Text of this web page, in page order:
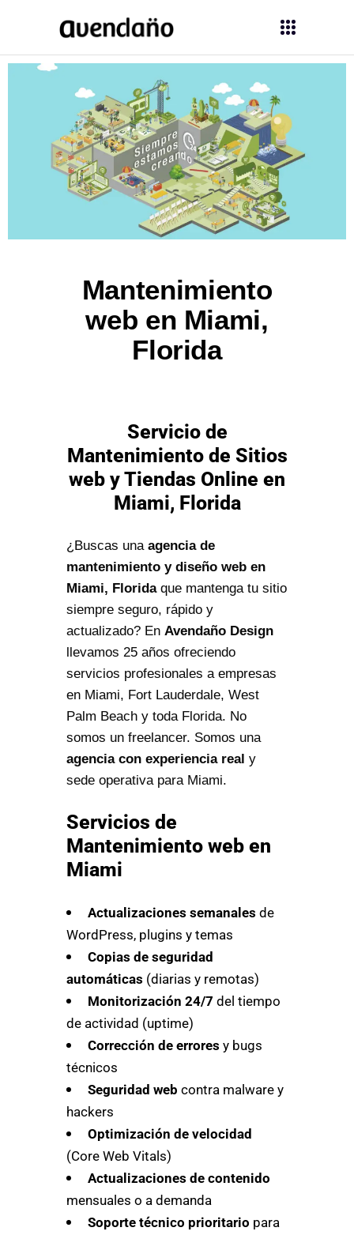
Mantenimiento
web en Miami,
Florida
Servicio de
Mantenimiento de Sitios
web y Tiendas Online en
Miami, Florida
¿Buscas una agencia de
mantenimiento y diseño web en
Miami, Floridaque mantenga tu sitio
siempre seguro, rápido y
actualizado? En Avendaño Design
llevamos 25 años ofreciendo
servicios profesionales a empresas
en Miami, Fort Lauderdale, West
Palm Beach y toda Florida. No
somos un freelancer. Somos una
agencia con experiencia real y
sede operativa para Miami.
Servicios de
Mantenimiento web en
Miami
Actualizaciones semanales de
WordPress, plugins y temas
Copias de seguridad
automáticas (diarias y remotas)
Monitorización 24/7 del tiempo
de actividad (uptime)
Corrección de errores y bugs
técnicos
Seguridad web contra malware y
hackers
Optimización de velocidad
(Core Web Vitals)
Actualizaciones de contenido
mensuales o a demanda
Soporte técnico prioritario para